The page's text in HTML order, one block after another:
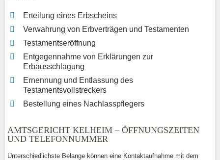
Erteilung eines Erbscheins
Verwahrung von Erbverträgen und Testamenten
Testamentseröffnung
Entgegennahme von Erklärungen zur
Erbausschlagung
Ernennung und Entlassung des
Testamentsvollstreckers
Bestellung eines Nachlasspflegers
AMTSGERICHT KELHEIM – ÖFFNUNGSZEITEN
UND TELEFONNUMMER
Unterschiedlichste Belange können eine Kontaktaufnahme mit dem